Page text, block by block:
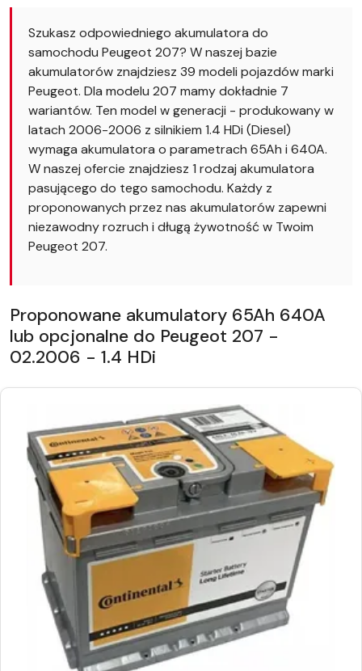
Szukasz odpowiedniego akumulatora do
samochodu Peugeot 207? W naszej bazie
akumulatorów znajdziesz 39 modeli pojazdów marki
Peugeot. Dla modelu 207 mamy dokładnie 7
wariantów. Ten model w generacji - produkowany w
latach 2006-2006 z silnikiem 1.4 HDi (Diesel)
wymaga akumulatora o parametrach 65Ah i 640A.
W naszej ofercie znajdziesz 1 rodzaj akumulatora
pasującego do tego samochodu. Każdy z
proponowanych przez nas akumulatorów zapewni
niezawodny rozruch i długą żywotność w Twoim
Peugeot 207.
Proponowane akumulatory 65Ah 640A
lub opcjonalne do Peugeot 207 -
02.2006 - 1.4 HDi